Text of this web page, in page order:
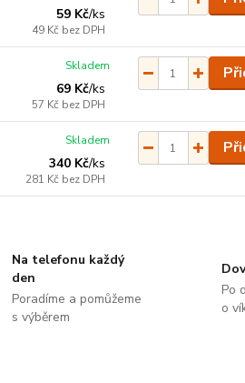
59 Kč/ks
49 Kč bez DPH
69 Kč/ks
57 Kč bez DPH
Skladem
340 Kč/ks
281 Kč bez DPH
Skladem
Na telefonu každý
den
Poradíme a pomůžeme
s výběrem
Po
o